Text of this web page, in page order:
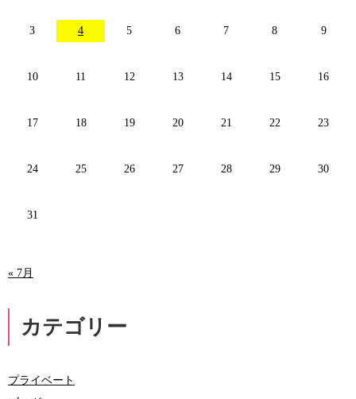
3 4 5 6 7 8 9
10 11 12 13 14 15 16
17 18 19 20 21 22 23
24 25 26 27 28 29 30
31
« 7月
カテゴリー
プライベート